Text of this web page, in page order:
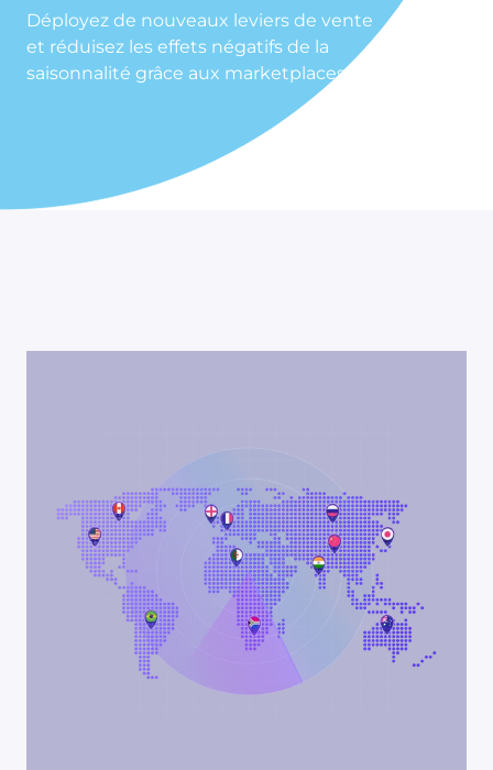
Déployez de nouveaux leviers de vente
et réduisez les effets négatifs de la
saisonnalité grâce aux marketplaces.